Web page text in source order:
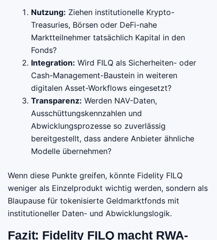
Nutzung: Ziehen institutionelle Krypto-
Treasuries, Börsen oder DeFi-nahe
Marktteilnehmer tatsächlich Kapital in den
Fonds?
Integration: Wird FILQ als Sicherheiten- oder
Cash-Management-Baustein in weiteren
digitalen Asset-Workflows eingesetzt?
Transparenz: Werden NAV-Daten,
Ausschüttungskennzahlen und
Abwicklungsprozesse so zuverlässig
bereitgestellt, dass andere Anbieter ähnliche
Modelle übernehmen?
Wenn diese Punkte greifen, könnte Fidelity FILQ
weniger als Einzelprodukt wichtig werden, sondern als
Blaupause für tokenisierte Geldmarktfonds mit
institutioneller Daten- und Abwicklungslogik.
Fazit: Fidelity FILQ macht RWA-